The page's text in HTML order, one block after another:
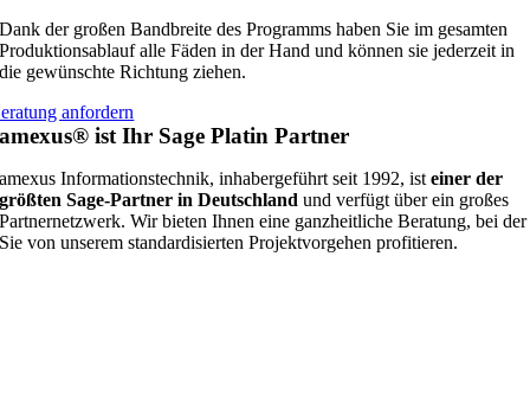
Dank der großen Bandbreite des Programms haben Sie im gesamten
Produktionsablauf alle Fäden in der Hand und können sie jederzeit in
die gewünschte Richtung ziehen.
anfordern
amexus® ist Ihr Sage Platin Partner
amexus Informationstechnik, inhabergeführt seit 1992, isteiner der
größten Sage-Partner in Deutschland und verfügt über ein großes
Partnernetzwerk. Wir bieten Ihnen eine ganzheitliche Beratung, bei der
Sie von unserem standardisierten Projektvorgehen profitieren.